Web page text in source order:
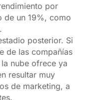
por
de un 19%, como
posterior. Si
de las compañías
nube ofrece ya
resultar muy
de marketing, a